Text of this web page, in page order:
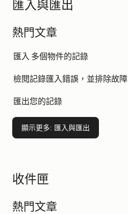
匯入與匯出
熱門文章
匯入 多個物件的記錄
檢閱記錄匯入錯誤，並排除故障
匯出您的記錄
顯示更多: 匯入與匯出
收件匣
熱門文章